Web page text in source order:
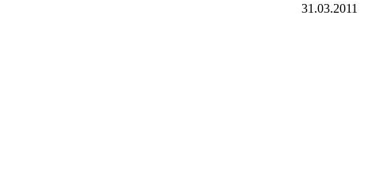
31.03.2011